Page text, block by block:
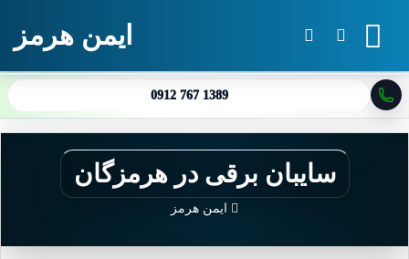
جستجو برای ایمن هرمز
0912 767 1389
سایبان برقی در هرمزگان
ایمن هرمز